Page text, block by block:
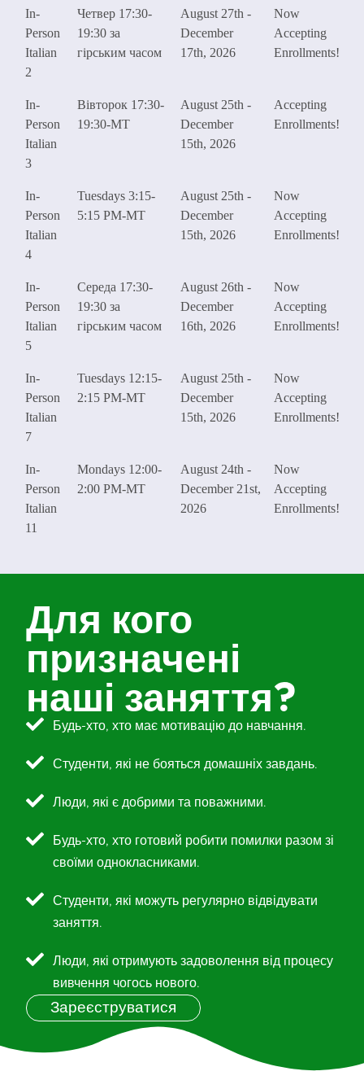
In-
Person
Italian
2
Четвер 17:30-
19:30 за
гірським часом
August 27th -
December
17th, 2026
Now
Accepting
Enrollments!
In-
Person
Italian
3
Вівторок 17:30-
19:30-MT
August 25th -
December
15th, 2026
Accepting
Enrollments!
In-
Person
Italian
4
Tuesdays 3:15-
5:15 PM-MT
August 25th -
December
15th, 2026
Now
Accepting
Enrollments!
In-
Person
Italian
5
Середа 17:30-
19:30 за
гірським часом
August 26th -
December
16th, 2026
Now
Accepting
Enrollments!
In-
Person
Italian
7
Tuesdays 12:15-
2:15 PM-MT
August 25th -
December
15th, 2026
Now
Accepting
Enrollments!
In-
Person
Italian
11
Mondays 12:00-
2:00 PM-MT
August 24th -
December 21st,
2026
Now
Accepting
Enrollments!
Для кого
призначені
наші заняття?
Будь-хто, хто має мотивацію до навчання.
Студенти, які не бояться домашніх завдань.
Люди, які є добрими та поважними.
Будь-хто, хто готовий робити помилки разом зі
своїми однокласниками.
Студенти, які можуть регулярно відвідувати
заняття.
Люди, які отримують задоволення від процесу
вивчення чогось нового.
Зареєструватися